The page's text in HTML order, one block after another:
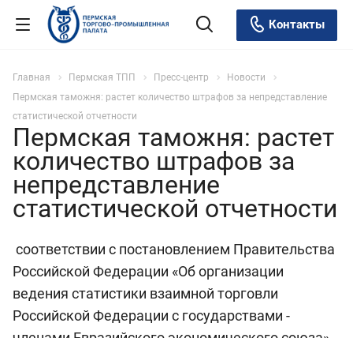
Контакты
Главная Пермская ТПП Пресс-центр
Новости
Пермская таможня: растет количество штрафов за непредставление
статистической отчетности
Пермская таможня: растет
количество штрафов за
непредставление
статистической отчетности
соответствии с постановлением Правительства
Российской Федерации «Об организации
ведения статистики взаимной торговли
Российской Федерации с государствами -